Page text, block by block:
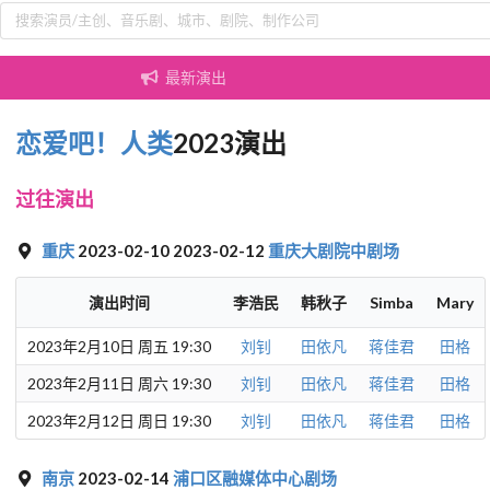
最新演出
恋爱吧！人类2023演出
过往演出
重庆 2023-02-10 2023-02-12重庆大剧院中剧场
演出时间 李浩民 韩秋子 Simba Mary
2023年2月10日 周五 19:30 刘钊 田依凡 蒋佳君
田格
2023年2月11日 周六 19:30
刘钊 田依凡 蒋佳君
田格
2023年2月12日 周日 19:30
刘钊 田依凡 蒋佳君 田格
南京 2023-02-14浦口区融媒体中心剧场